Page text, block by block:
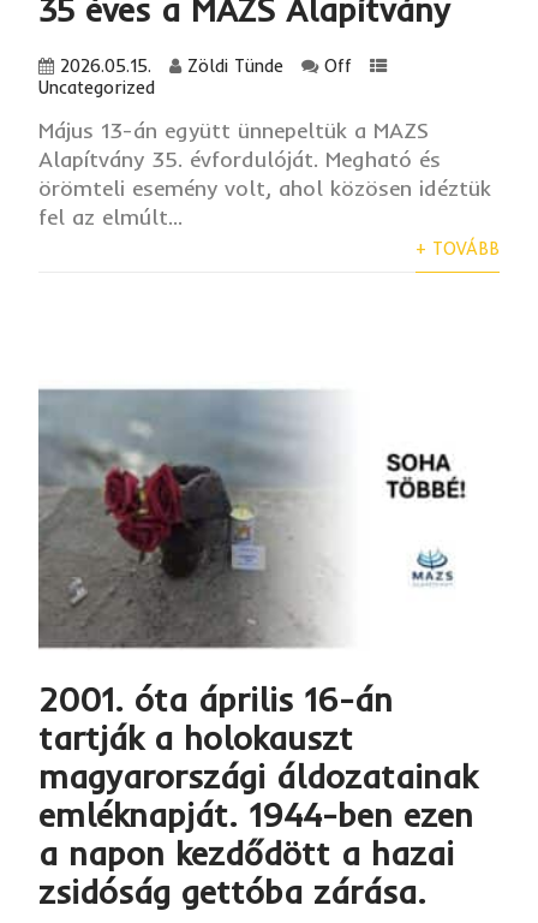
35 éves a MAZS Alapítvány
2026.05.15. Zöldi Tünde
Off
Uncategorized
Május 13-án együtt ünnepeltük a MAZS
Alapítvány 35. évfordulóját. Megható és
örömteli esemény volt, ahol közösen idéztük
fel az elmúlt...
+ TOVÁBB
2001. óta április 16-án
tartják a holokauszt
magyarországi áldozatainak
emléknapját. 1944-ben ezen
a napon kezdődött a hazai
zsidóság gettóba zárása.